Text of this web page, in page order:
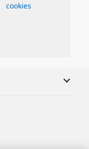
cookies